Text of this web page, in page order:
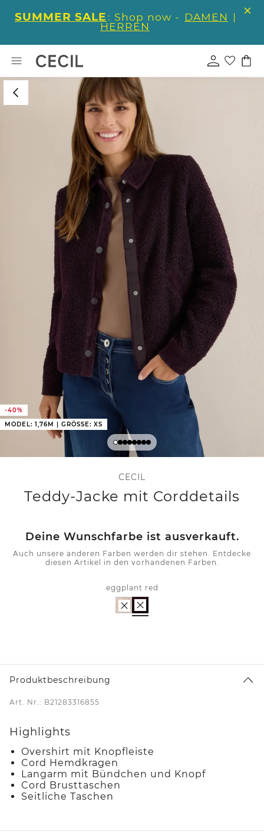
SUMMER SALE : Shop now - DAMEN |
HERREN
-40%
MODEL: 1,76M | GRÖSSE: XS
CECIL
Teddy-Jacke mit Corddetails
Deine Wunschfarbe ist ausverkauft.
Auch unsere anderen Farben werden dir stehen. Entdecke
diesen Artikel in den vorhandenen Farben.
eggplant red
Produktbeschreibung
Art. Nr.: B21283316855
Highlights
Overshirt mit Knopfleiste
Cord Hemdkragen
Langarm mit Bündchen und Knopf
Cord Brusttaschen
Seitliche Taschen